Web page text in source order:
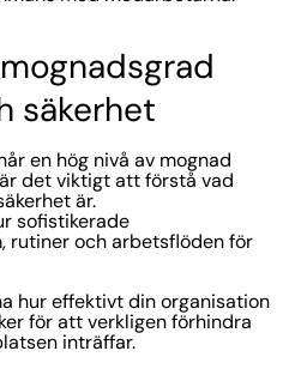
säkerhet
en hög nivå av mognad
det viktigt att förstå vad
är.
sofistikerade
rutiner och arbetsflöden för
hur effektivt din organisation
för att verkligen förhindra
inträffar.